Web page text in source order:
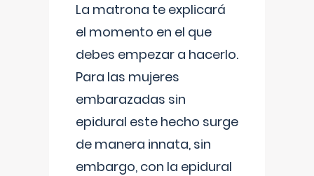
La matrona te explicará
el momento en el que
debes empezar a hacerlo.
Para las mujeres
embarazadas sin
epidural este hecho surge
de manera innata, sin
embargo, con la epidural